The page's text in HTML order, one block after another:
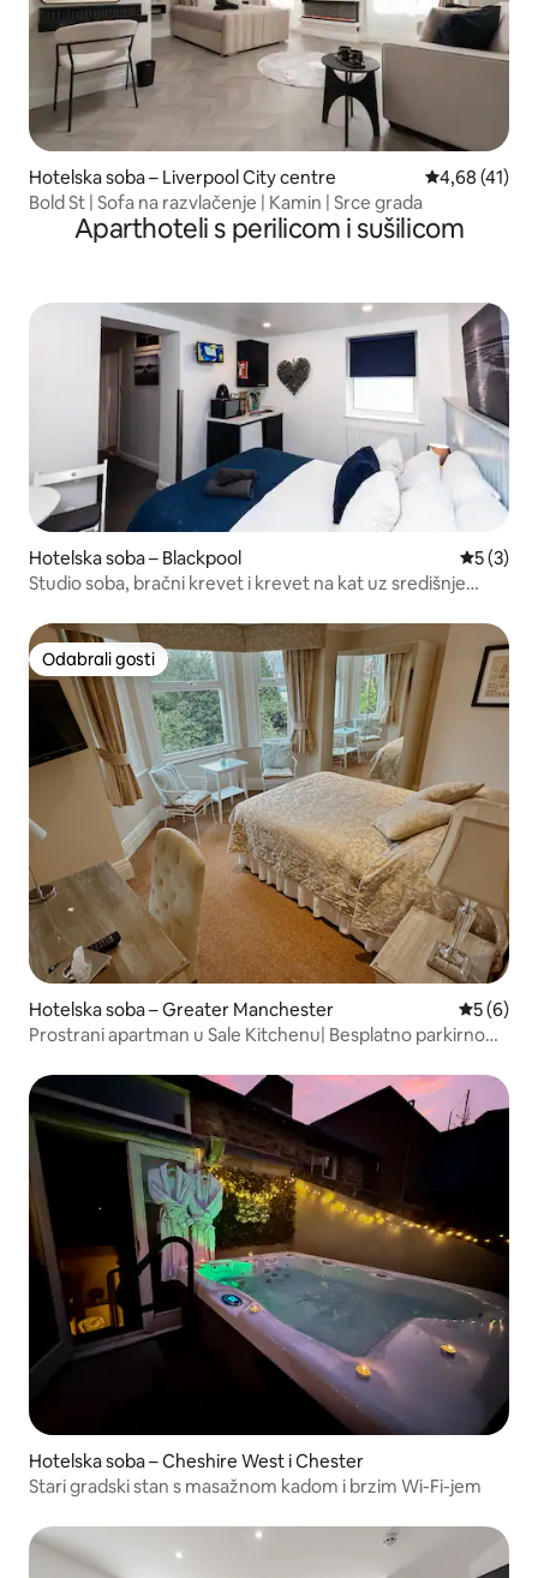
Hotelska soba – Liverpool City centre Prosječna
4,68 (41)
Bold St | Sofa na razvlačenje | Kamin | Srce grada
Aparthoteli s perilicom i sušilicom
Hotelska soba – Blackpool
5 (3)
Studio soba, bračni krevet i krevet na kat uz središnje
Odabrali gosti
Odabrali gosti
Hotelska soba – Greater Manchester
5 (6)
Prostrani apartman u Sale Kitchenu| Besplatno parkirno
Hotelska soba – Cheshire West i Chester
Stari gradski stan s masažnom kadom i brzim Wi-Fi-jem